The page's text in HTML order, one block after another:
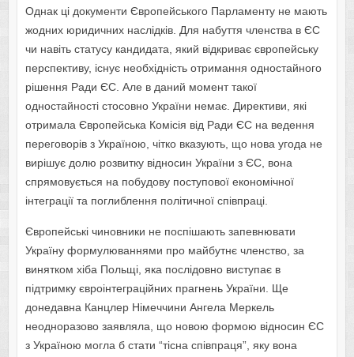
Однак ці документи Європейського Парламенту не мають
жодних юридичних наслідків. Для набуття членства в ЄС
чи навіть статусу кандидата, який відкриває європейську
перспективу, існує необхідність отримання одностайного
рішення Ради ЄС. Але в даний момент такої
одностайності стосовно України немає. Директиви, які
отримала Європейська Комісія від Ради ЄС на ведення
переговорів з Україною, чітко вказують, що нова угода не
вирішує долю розвитку відносин України з ЄС, вона
спрямовується на побудову поступової економічної
інтеграції та поглиблення політичної співпраці.
Європейські чиновники не поспішають запевнювати
Україну формулюваннями про майбутнє членство, за
винятком хіба Польщі, яка послідовно виступає в
підтримку євроінтеграційних прагнень України. Ще
донедавна Канцлер Німеччини Ангела Меркель
неодноразово заявляла, що новою формою відносин ЄС
з Україною могла б стати “тісна співпраця”, яку вона